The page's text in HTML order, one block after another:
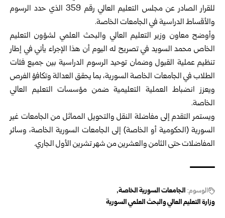
للقرار الصادر عن مجلس التعليم العالي رقم 359 الذي حدد الرسوم
والأقساط الدراسية في الجامعات الخاصة.
وأوضح معاون وزير التعليم العالي والبحث العلمي لشؤون التعليم
الخاص محمد السويد في تصريح له اليوم أن هذا الإجراء يأتي في إطار
تنظيم عملية القبول وضمان توحيد الرسوم الدراسية بين جميع فئات
الطلاب في الجامعات الخاصة السورية، بما يحقق العدالة وتكافؤ الفرص
ويعزز انضباط العملية التعليمية ضمن مؤسسات التعليم العالي
الخاصة.
ويستمر التقدم إلى مفاضلة النقل والتحويل المماثل من الجامعات غير
السورية (الحكومية أو الخاصة) إلى الجامعات السورية الخاصة، وسائر
المفاضلات حتى الثامن والعشرين من شهر تشرين الأول الجاري.
الوسوم: الجامعات السورية الخاصة
وزارة التعليم العالي والبحث العلمي السورية